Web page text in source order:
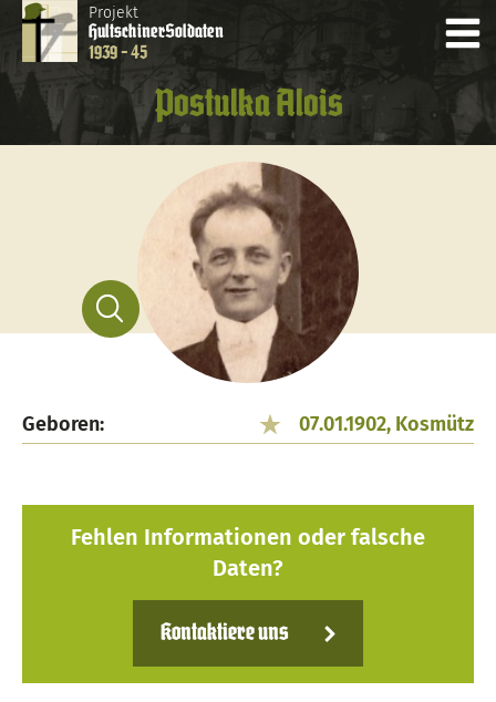
Projekt
HultschinerSoldaten
1939 - 45
Postulka Alois
Geboren: 07.01.1902, Kosmütz
Fehlen Informationen oder falsche
Daten?
Kontaktiere uns